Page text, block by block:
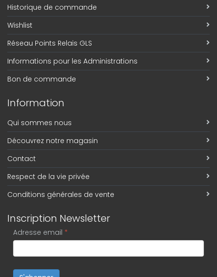
Historique de commande
Wishlist
Réseau Points Relais GLS
Informations pour les Administrations
Bon de commande
Information
Qui sommes nous
Découvrez notre magasin
Contact
Respect de la vie privée
Conditions générales de vente
Inscription Newsletter
Adresse email *